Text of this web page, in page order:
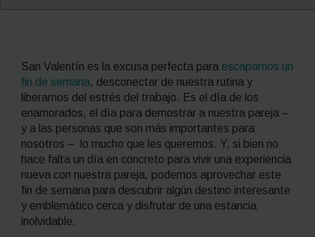
San Valentín es la excusa perfecta para escaparnos un
fin de semana, desconectar de nuestra rutina y
liberarnos del estrés del trabajo. Es el día de los
enamorados, el día para demostrar a nuestra pareja –
y a las personas que son más importantes para
nosotros – lo mucho que les queremos. Y, si bien no
hace falta un día en concreto para vivir una experiencia
nueva con nuestra pareja, podemos aprovechar este
fin de semana para descubrir algún destino interesante
y emblemático cerca y disfrutar de una estancia
inolvidable.